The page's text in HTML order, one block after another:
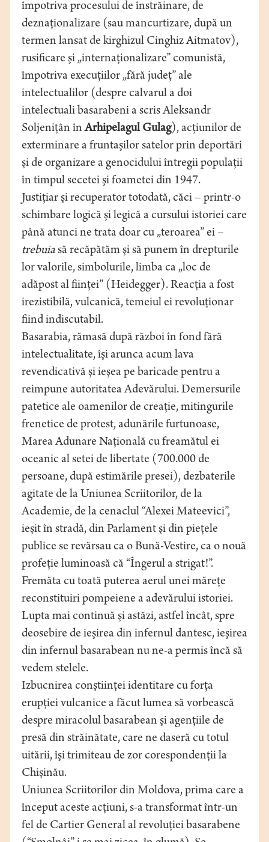
împotriva procesului de înstrăinare, de
deznaţionalizare (sau mancurtizare, după un
termen lansat de kirghizul Cinghiz Aitmatov),
rusificare şi „internaţionalizare” comunistă,
împotriva execuţiilor „fără judeţ” ale
intelectualilor (despre calvarul a doi
intelectuali basarabeni a scris Aleksandr
Soljeniţân înArhipelagul Gulag), acţiunilor de
exterminare a fruntaşilor satelor prin deportări
şi de organizare a genocidului întregii populaţii
în timpul secetei şi foametei din 1947.
Justiţiar şi recuperator totodată, căci – printr-o
schimbare logică şi legică a cursului istoriei care
până atunci ne trata doar cu „teroarea” ei –
trebuiasă recăpătăm şi să punem în drepturile
lor valorile, simbolurile, limba ca „loc de
adăpost al fiinţei” (Heidegger). Reacţia a fost
irezistibilă, vulcanică, temeiul ei revoluţionar
fiind indiscutabil.
Basarabia, rămasă după război în fond fără
intelectualitate, îşi arunca acum lava
revendicativă şi ieşea pe baricade pentru a
reimpune autoritatea Adevărului. Demersurile
patetice ale oamenilor de creaţie, mitingurile
frenetice de protest, adunările furtunoase,
Marea Adunare Naţională cu freamătul ei
oceanic al setei de libertate (700.000 de
persoane, după estimările presei), dezbaterile
agitate de la Uniunea Scriitorilor, de la
Academie, de la cenaclul “Alexei Mateevici”,
ieşit în stradă, din Parlament şi din pieţele
publice se revărsau ca o Bună-Vestire, ca o nouă
profeţie luminoasă că “Îngerul a strigat!”.
Fremăta cu toată puterea aerul unei măreţe
reconstituiri pompeiene a adevărului istoriei.
Lupta mai continuă şi astăzi, astfel încât, spre
deosebire de ieşirea din infernul dantesc, ieşirea
din infernul basarabean nu ne-a permis încă să
vedem stelele.
Izbucnirea conştiinţei identitare cu forţa
erupţiei vulcanice a făcut lumea să vorbească
despre miracolul basarabean şi agenţiile de
presă din străinătate, care ne daseră cu totul
uitării, îşi trimiteau de zor corespondenţii la
Chişinău.
Uniunea Scriitorilor din Moldova, prima care a
început aceste acţiuni, s-a transformat într-un
fel de Cartier General al revoluţiei basarabene